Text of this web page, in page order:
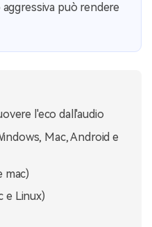
può rendere
l'eco dall'audio
Mac, Android e
mac)
e Linux)